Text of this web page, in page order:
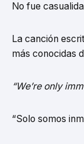
No fue
La canción
más conocidas
“We’re only
“Solo somos